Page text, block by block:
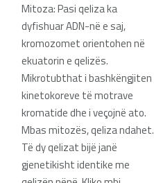
Mitoza: Pasi qeliza ka
dyfishuar ADN-në e saj,
kromozomet orientohen në
ekuatorin e qelizës.
Mikrotubthat i bashkëngjiten
kinetokoreve të motrave
kromatide dhe i veçojnë ato.
Mbas mitozës, qeliza ndahet.
Të dy qelizat bijë janë
gjenetikisht identike me